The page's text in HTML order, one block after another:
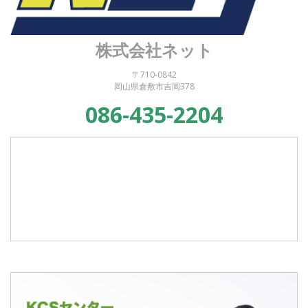
株式会社ネット
〒710-0842
岡山県倉敷市吉岡378
086-435-2204